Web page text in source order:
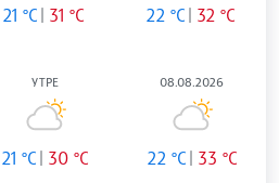
21 °C 31 °C 22 °C 32 °C
УТРЕ
21 °C 30 °C
08.08.2026
22 °C 33 °C